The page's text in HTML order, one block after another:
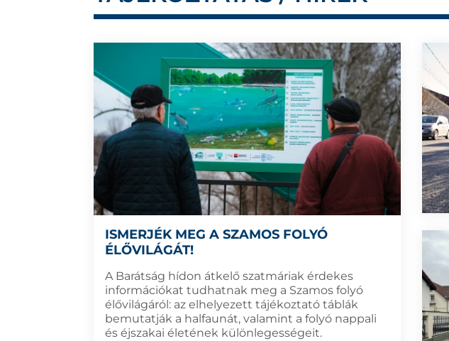
ISMERJÉK MEG A SZAMOS FOLYÓ
ÉLŐVILÁGÁT!
A Barátság hídon átkelő szatmáriak érdekes
információkat tudhatnak meg a Szamos folyó
élővilágáról: az elhelyezett tájékoztató táblák
bemutatják a halfaunát, valamint a folyó nappali
és éjszakai életének különlegességeit.